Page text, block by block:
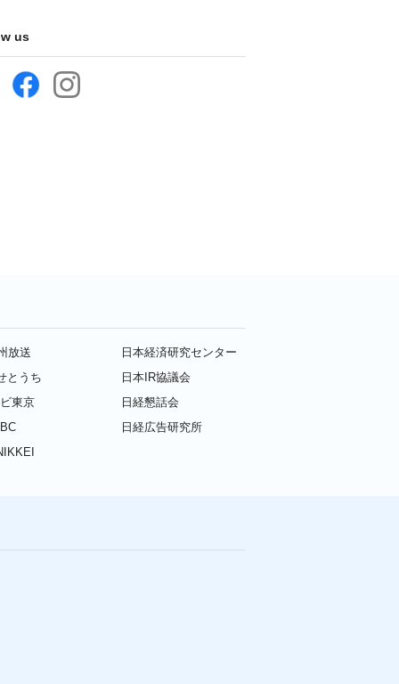
us
放送
とうち
東京
日本経済研究センター
日本IR協議会
日経懇話会
日経広告研究所